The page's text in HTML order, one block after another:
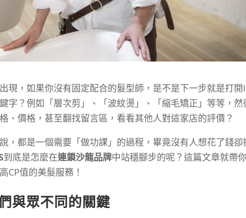
現，如果你沒有固定配合的髮型師，是不是下一步就是打開
字？例如「層次剪」、「波紋燙」、「縮毛矯正」等等，然
、價格，甚至翻找留言區，看看其他人對這家店的評價？
，都是一個需要「做功課」的過程，畢竟沒有人想花了錢卻
到底是怎麼在連鎖沙龍品牌中站穩腳步的呢？這篇文章就帶
CP值的美髮服務！
與眾不同的關鍵